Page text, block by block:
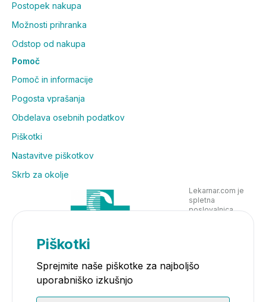
Postopek nakupa
Možnosti prihranka
Odstop od nakupa
Pomoč
Pomoč in informacije
Pogosta vprašanja
Obdelava osebnih podatkov
Piškotki
Nastavitve piškotkov
Skrb za okolje
Lekarnar.com je
spletna
poslovalnica
Piškotki
Sprejmite naše piškotke za najboljšo
uporabniško izkušnjo